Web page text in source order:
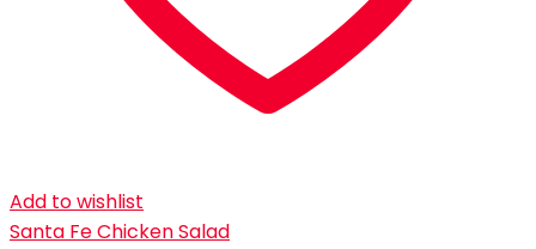
Add to wishlist
Santa Fe Chicken Salad